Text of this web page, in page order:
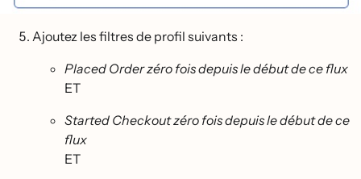
Ajoutez les filtres de profil suivants :
Placed Order zéro fois depuis le début de ce flux
ET
Started Checkout zéro fois depuis le début de ce
flux
ET